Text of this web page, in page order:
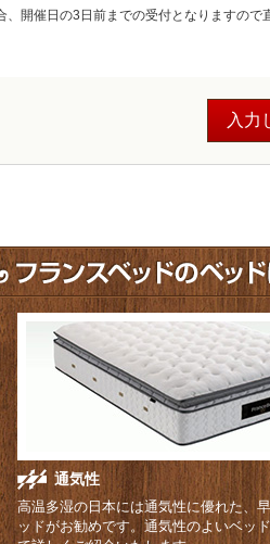
、開催日の3日前までの受付となりますの
通気性
高温多湿の日本には通気性に優れた、
ッドがお勧めです。通気性のよいベッ